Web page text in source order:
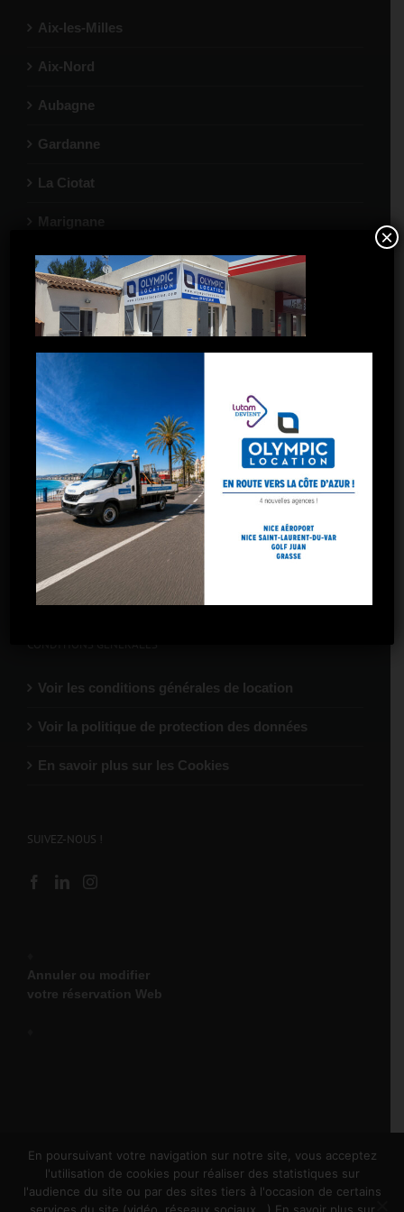
Aix-les-Milles
Aix-Nord
Aubagne
Gardanne
La Ciotat
Marignane
Port-de-Bouc
Salon-de-Provence
Toulon
Toulon La Garde
Marseille – 5 avenues
Marseille – Gare St-Charles
Marseille – Arnavaux
Marseille – Plombières
Marseille – La Valentine
CONDITIONS GÉNÉRALES
Voir les conditions générales de location
Voir la politique de protection des données
En savoir plus sur les Cookies
SUIVEZ-NOUS !
Annuler ou modifier
votre réservation Web
Copyright 2025 Olympic Location | Tous droits réservés |
×
En poursuivant votre navigation sur notre site, vous acceptez
l'utilisation de cookies pour réaliser des statistiques sur
l'audience du site ou par des sites tiers à l'occasion de certains